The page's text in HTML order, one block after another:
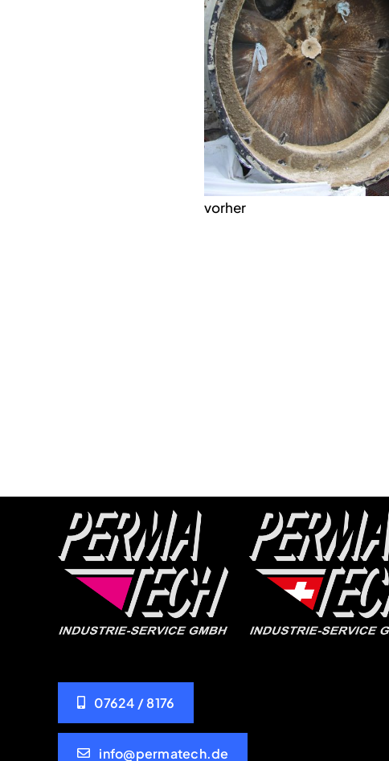
vorher
07624 / 8176
info@permatech.de